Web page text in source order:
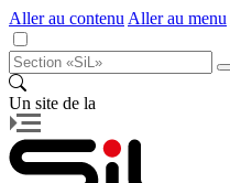
Aller au contenu Aller au menu
Un site de la